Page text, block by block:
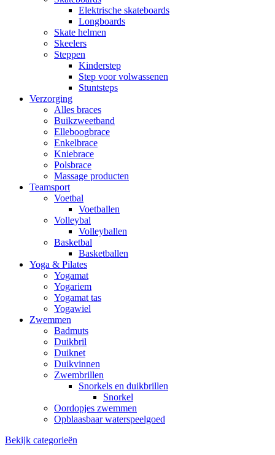
Elektrische skateboards
Longboards
Skate helmen
Skeelers
Steppen
Kinderstep
Step voor volwassenen
Stuntsteps
Verzorging
Alles braces
Buikzweetband
Elleboogbrace
Enkelbrace
Kniebrace
Polsbrace
Massage producten
Teamsport
Voetbal
Voetballen
Volleybal
Volleyballen
Basketbal
Basketballen
Yoga & Pilates
Yogamat
Yogariem
Yogamat tas
Yogawiel
Zwemmen
Badmuts
Duikbril
Duiknet
Duikvinnen
Zwembrillen
Snorkels en duikbrillen
Snorkel
Oordopjes zwemmen
Opblaasbaar waterspeelgoed
Bekijk categorieën